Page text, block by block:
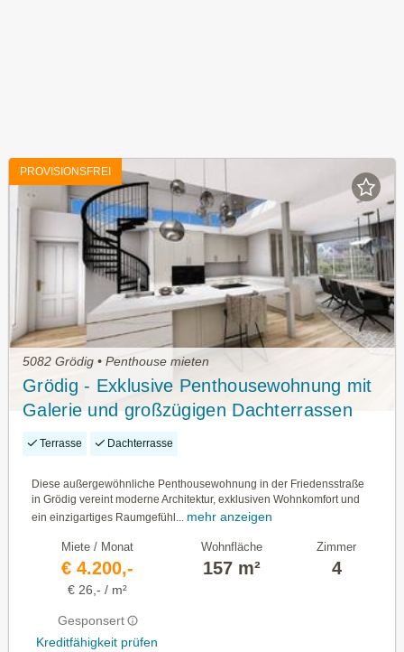
PROVISIONSFREI
5082 Grödig • Penthouse mieten
Grödig - Exklusive Penthousewohnung mit
Galerie und großzügigen Dachterrassen
Terrasse Dachterrasse
Diese außergewöhnliche Penthousewohnung in der Friedensstraße
in Grödig vereint moderne Architektur, exklusiven Wohnkomfort und
ein einzigartiges Raumgefühl... mehr anzeigen
Miete / Monat
€ 4.200,-
€ 26,- / m²
Gesponsert
Kreditfähigkeit prüfen
Wohnfläche
157 m²
Zimmer
4